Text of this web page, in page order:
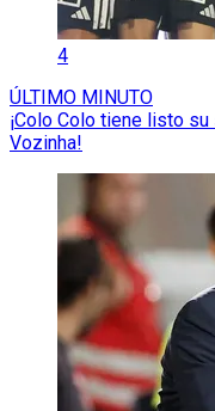
4
ÚLTIMO MINUTO
¡Colo Colo tiene listo
Vozinha!